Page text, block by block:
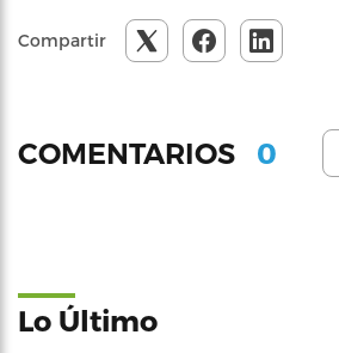
Compartir
COMENTARIOS 0
Lo Último